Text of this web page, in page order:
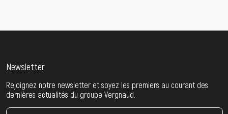
Newsletter
Rejoignez notre newsletter et soyez les premiers au courant des
dernières actualités du groupe Vergnaud.